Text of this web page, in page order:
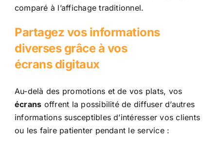
comparé à l’affichage traditionnel.
Partagez vos informations
diverses grâce à vos
écrans digitaux
Au-delà des promotions et de vos plats, vos
écrans offrent la possibilité de diffuser d’autres
informations susceptibles d’intéresser vos clients
ou les faire patienter pendant le service :